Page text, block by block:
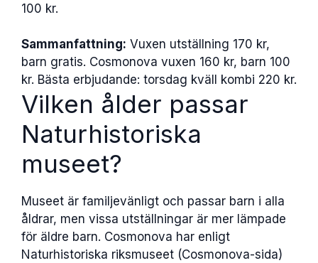
100 kr.
Sammanfattning: Vuxen utställning 170 kr,
barn gratis. Cosmonova vuxen 160 kr, barn 100
kr. Bästa erbjudande: torsdag kväll kombi 220 kr.
Vilken ålder passar
Naturhistoriska
museet?
Museet är familjevänligt och passar barn i alla
åldrar, men vissa utställningar är mer lämpade
för äldre barn. Cosmonova har enligt
Naturhistoriska riksmuseet (Cosmonova-sida)